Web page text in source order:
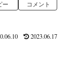
ー コメント
2023.06.17